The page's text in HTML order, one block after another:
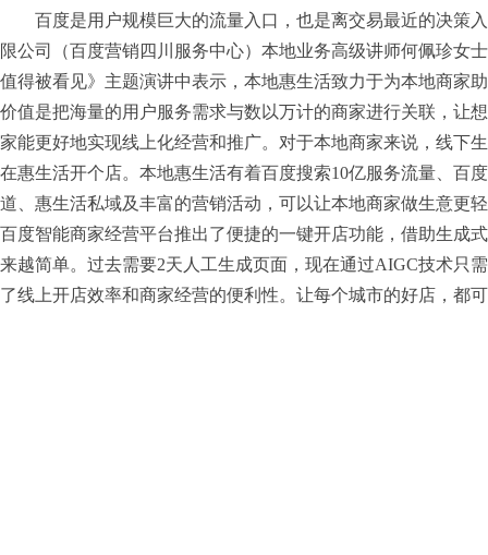
百度是用户规模巨大的流量入口，也是离交易最近的决策
限公司（百度营销四川服务中心）本地业务高级讲师何佩珍女
值得被看见》主题演讲中表示，本地惠生活致力于为本地商家
价值是把海量的用户服务需求与数以万计的商家进行关联，让
家能更好地实现线上化经营和推广。对于本地商家来说，线下
在惠生活开个店。本地惠生活有着百度搜索10亿服务流量、百
道、惠生活私域及丰富的营销活动，可以让本地商家做生意更
百度智能商家经营平台推出了便捷的一键开店功能，借助生成
来越简单。过去需要2天人工生成页面，现在通过AIGC技术只
了线上开店效率和商家经营的便利性。让每个城市的好店，都